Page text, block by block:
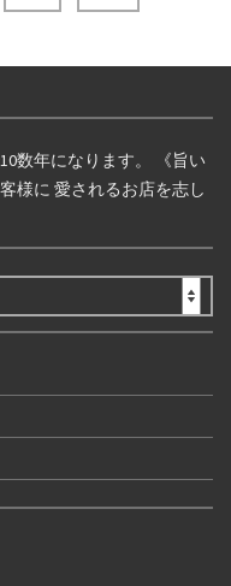
数年になります。 《旨い
様に 愛されるお店を志し